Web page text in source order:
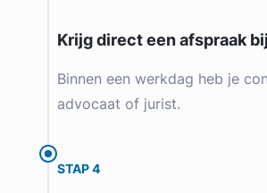
Krijg direct een afspraak
Binnen een werkdag heb je
advocaat of jurist.
STAP 4